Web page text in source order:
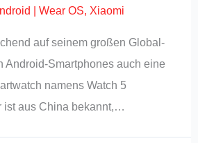
|Wear OS, Xiaomi
auf seinem großen Global-
Android-Smartphones auch eine
namens Watch 5
ist aus China bekannt,…